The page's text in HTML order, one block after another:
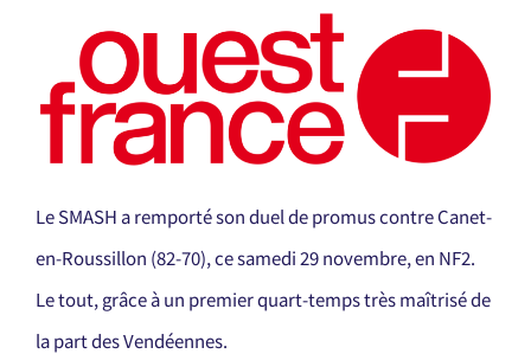
Le SMASH a remporté son duel de promus contre Canet-
en-Roussillon (82-70), ce samedi 29 novembre, en NF2.
Le tout, grâce à un premier quart-temps très maîtrisé de
la part des Vendéennes.